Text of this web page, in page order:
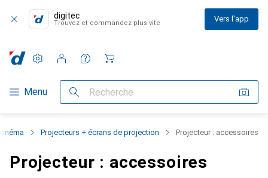
digitec
Trouvez et commandez plus vite Vers l'app
Navigation par catégorie
Menu Recherche
Paramètres
Compte client
Listes de comparaison
Listes d'envies
Panier
Projecteurs + écrans de projection Projecteur : accessoires
Projecteur : accessoires